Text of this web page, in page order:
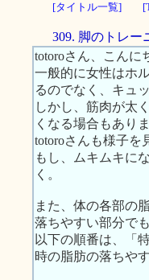
[タイトル一覧]
309. 脚のトレー
totoroさん、こんに
一般的に女性はホ
るのでなく、キュ
しかし、筋肉が太
くなる場合もありま
totoroさんも様子を
もし、ムキムキに
く。
また、体の各部の
落ちやすい部分で
以下の順番は、「
時の脂肪の落ちや